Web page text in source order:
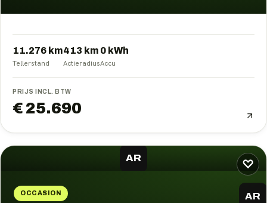
11.276 km
Tellerstand
413 km
Actieradius
0 kWh
Accu
PRIJS INCL. BTW
€ 25.690
♡
AR
OCCASION AR